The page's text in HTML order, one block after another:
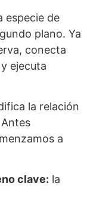
especie de
plano. Ya
conecta
ejecuta
la relación
a
clave: la